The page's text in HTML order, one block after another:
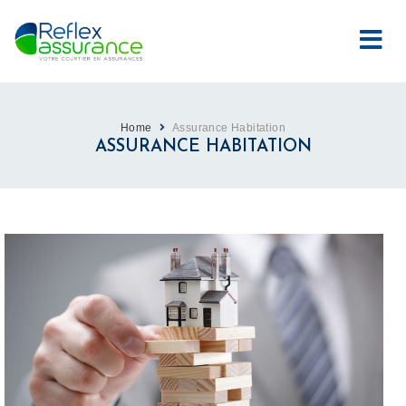
Home Assurance Habitation
ASSURANCE HABITATION